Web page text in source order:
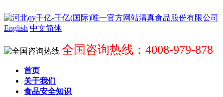
English 中文简体
全国咨询热线：4008-979-878
首页
关于我们
食品安全知识